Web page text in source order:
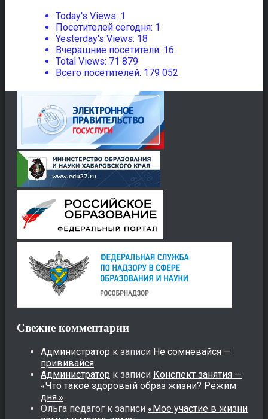
Today's Views: 1
Посетителей сегодня: 1
Yesterday's Views: 18
Вчерашние посетители: 16
Total Views: 71 879
Всего посетителей: 179 052
Свежие комментарии
Администратор к записи Не сомневайся —
прививайся
Администратор к записи Конспект занятия —
«Что такое здоровый образ жизни? Режим
дня.»
Ольга педагог к записи «Моё участие в жизни